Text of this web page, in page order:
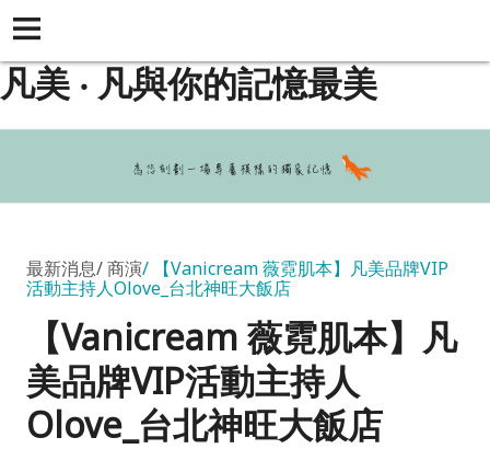
凡美 ‧ 凡與你的記憶最美
最新消息 商演
【Vanicream 薇霓肌本】凡美品牌VIP
活動主持人Olove_台北神旺大飯店
【Vanicream 薇霓肌本】凡
美品牌VIP活動主持人
Olove_台北神旺大飯店